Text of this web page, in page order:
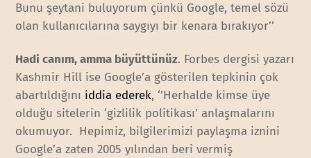
Bunu şeytani buluyorum çünkü Google, temel sözü
olan kullanıcılarına saygıyı bir kenara bırakıyor’’
Hadi canım, amma büyüttünüz. Forbes dergisi yazarı
Kashmir Hill ise Google’a gösterilen tepkinin çok
abartıldığını iddia ederek, ‘’Herhalde kimse üye
olduğu sitelerin ‘gizlilik politikası’ anlaşmalarını
okumuyor. Hepimiz, bilgilerimizi paylaşma iznini
Google’a zaten 2005 yılından beri vermiş